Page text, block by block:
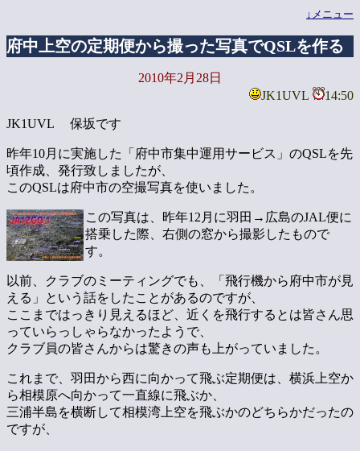
↓メニュー
府中上空の定期便から撮った写真でQSLを作る
2010年2月28日
JK1UVL
14:50
JK1UVL 保坂です
昨年10月に実施した「府中市集中運用サービス」のQSLを先
頃作成、発行致しましたが、
このQSLは府中市の空撮写真を使いました。
この写真は、昨年12月に羽田→広島のJAL便に
搭乗した際、右側の窓から撮影したもので
す。
以前、クラブのミーティングでも、「飛行機から府中市が見
える」という話をしたことがあるのですが、
ここまではっきり見えるほど、近くを飛行するとは皆さん思
っていらっしゃらなかったようで、
クラブ員の皆さんからは驚きの声も上がっていました。
これまで、羽田から西に向かって飛ぶ定期便は、横浜上空か
ら相模原へ向かって一直線に飛ぶか、
三浦半島を横断して相模湾上空を飛ぶかのどちらかだったの
ですが、